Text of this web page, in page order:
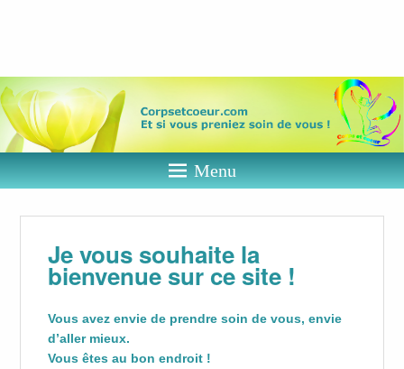
coeur
Et si vous preniez soin de vous ?
Menu
Je vous souhaite la
bienvenue sur ce site !
Vous avez envie de prendre soin de vous, envie
d’aller mieux.
Vous êtes au bon endroit !